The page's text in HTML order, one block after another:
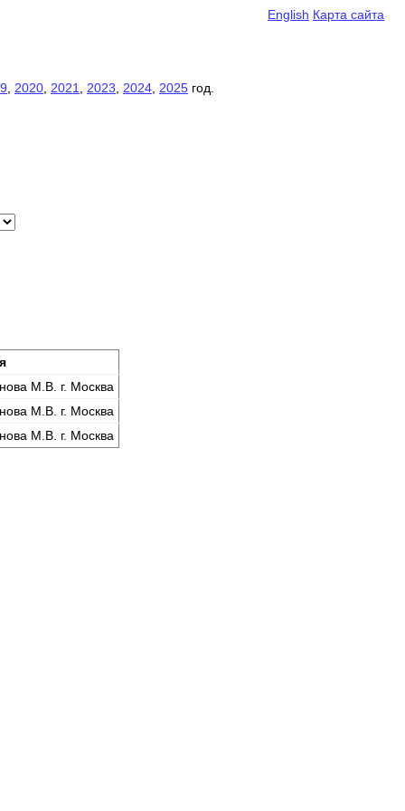
English Карта сайта
2020 2021 2023 2024 2025 год.
М.В. г. Москва
М.В. г. Москва
М.В. г. Москва